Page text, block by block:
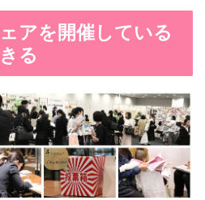
アを開催している
る